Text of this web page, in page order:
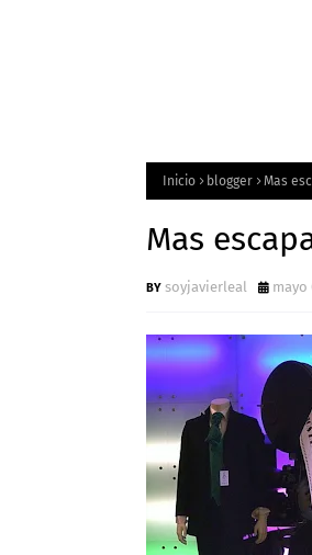
Inicio blogger Mas
Mas
soyjavierleal mayo